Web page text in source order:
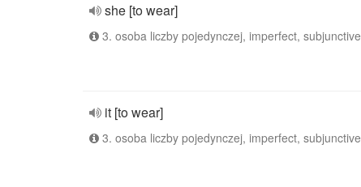
she [to wear]
3. osoba liczby pojedynczej, imperfect, subjunctive
it [to wear]
3. osoba liczby pojedynczej, imperfect, subjunctive